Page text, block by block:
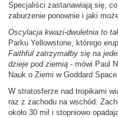
Specjaliści zastanawiają się,
zaburzenie ponownie i jaki
Oscylacja kwazi-dwuletnia to
Parku Yellowstone, którego
Faithful zatrzymałby się na
dzieje pod ziemią - mówi Paul
Nauk o Ziemi w Goddard
W stratosferze nad tropikami
raz z zachodu na wschód.
około 30 mil i stopniowo